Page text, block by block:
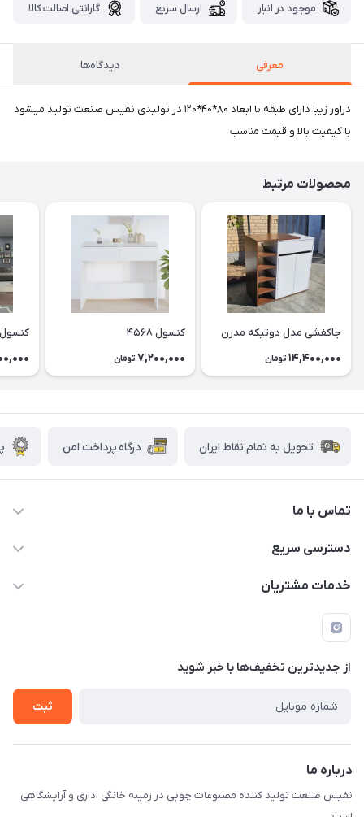
موجود در انبار ارسال سریع گارانتی اصالت کالا
معرفی دیدگاه‌ها
دراور زیبا دارای طبقه با ابعاد ۸۰*۴۰*۱۲۰ در تولیدی نفیس صنعت تولید میشود
با کیفیت بالا و قیمت مناسب
محصولات مرتبط
جاکفشی مدل دوتیکه مدرن
14,400,000 تومان
کنسول ۴۵۶۸
7,200,000 تومان
کنسول
تحویل به تمام نقاط ایران درگاه پرداخت امن
تماس با ما
دسترسی سریع
حساب کاربری
درباره ما
تماس با ما
خدمات مشتریان
قوانین و مقررات
راهنمای خرید
از جدید‌ترین تخفیف‌ها با‌ خبر شوید
ثبت
درباره ما
نفیس صنعت تولید کننده مصنوعات چوبی در زمینه خانگی اداری و آرایشگاهی